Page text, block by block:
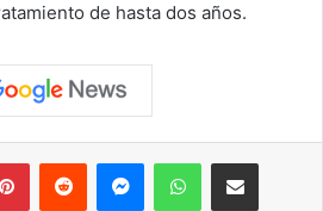
de hasta dos años.
PinterestReddit MessengerWhatsAppCompartir vía correo